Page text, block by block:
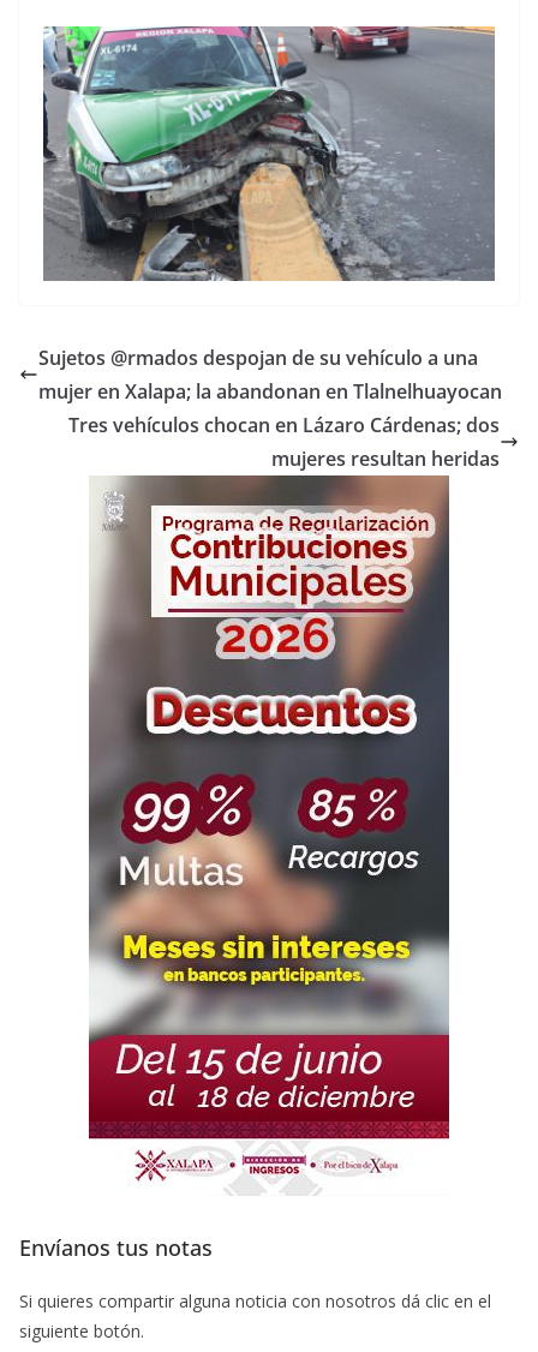
Sujetos @rmados despojan de su vehículo a una
mujer en Xalapa; la abandonan en Tlalnelhuayocan
Tres vehículos chocan en Lázaro Cárdenas; dos
mujeres resultan heridas
Envíanos tus notas
Si quieres compartir alguna noticia con nosotros dá clic en el
siguiente botón.